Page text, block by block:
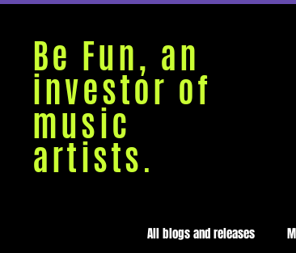
Be Fun, an
investor of
music
artists.
All blogs and releases